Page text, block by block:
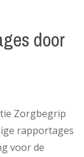
door
Zorgbegrip
rapportages
voor de